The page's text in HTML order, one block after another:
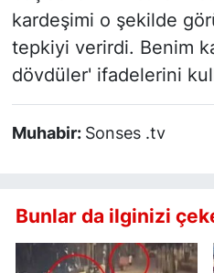
kardeşimi o şekilde
tepkiyi verirdi. Benim
dövdüler' ifadelerini
Muhabir: Sonses .tv
Bunlar da ilginizi